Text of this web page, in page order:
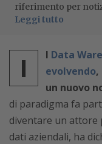
riferimento per
Leggi tutto
I l Data
evolvendo,
un nuovo
di paradigma fa
diventare un attore
dati aziendali, ha